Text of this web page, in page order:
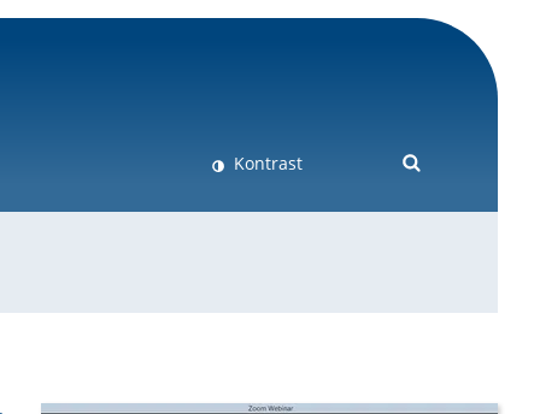
Kontrast